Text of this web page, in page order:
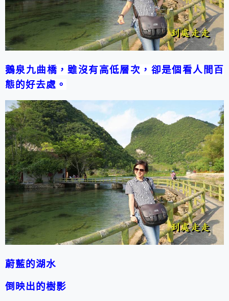
鵝泉九曲橋，雖沒有高低層次，卻是個看人間百
態的好去處。
蔚藍的湖水
倒映出的樹影